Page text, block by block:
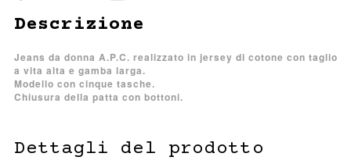
Descrizione
Jeans da donna A.P.C. realizzato in jersey di cotone con taglio
a vita alta e gamba larga.
Modello con cinque tasche.
Chiusura della patta con bottoni.
Dettagli del prodotto